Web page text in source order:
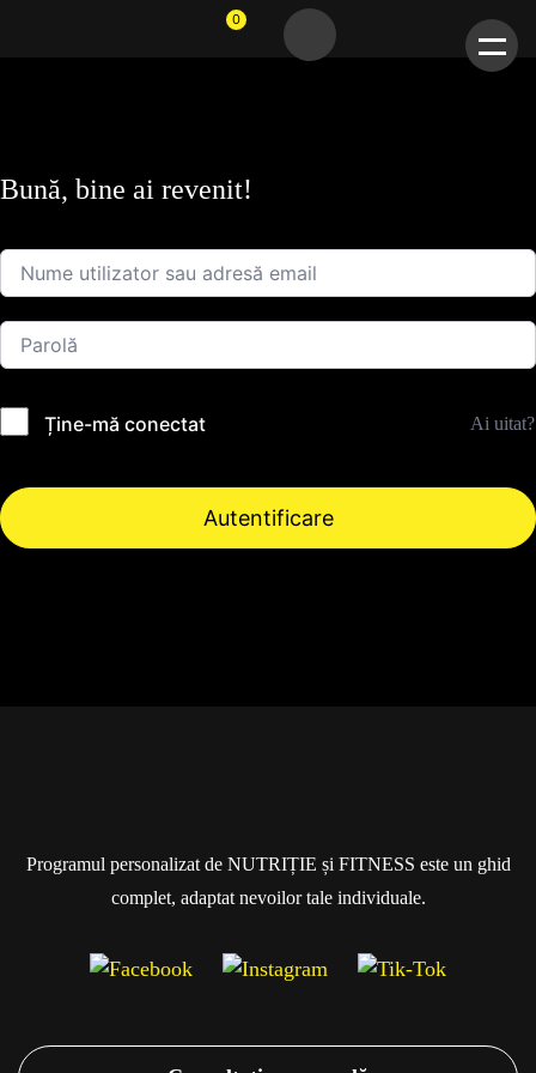
0
Bună, bine ai revenit!
Ține-mă conectat Ai uitat?
Autentificare
Programul personalizat de NUTRIȚIE și FITNESS este un ghid
complet, adaptat nevoilor tale individuale.